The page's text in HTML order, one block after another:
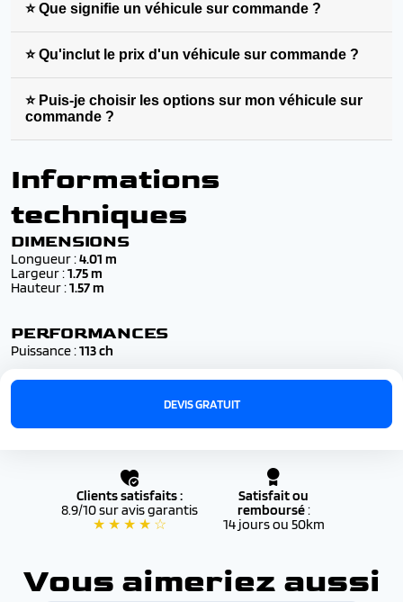
⭐ Que signifie un véhicule sur commande ?
⭐ Qu'inclut le prix d'un véhicule sur commande ?
⭐ Puis-je choisir les options sur mon véhicule sur
commande ?
Informations
techniques
DIMENSIONS
Longueur :4.01 m
Largeur :1.75 m
Hauteur :1.57 m
PERFORMANCES
Puissance :113 ch
DEVIS GRATUIT
Clients satisfaits :
8.9/10 sur avis garantis
★ ★ ★ ★ ☆
Satisfait ou
remboursé:
14 jours ou 50km
Vous aimeriez aussi